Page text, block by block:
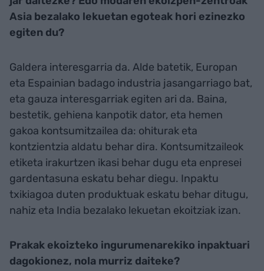
Asia bezalako lekuetan egoteak hori ezinezko
egiten du?
Galdera interesgarria da. Alde batetik, Europan
eta Espainian badago industria jasangarriago bat,
eta gauza interesgarriak egiten ari da. Baina,
bestetik, gehiena kanpotik dator, eta hemen
gakoa kontsumitzailea da: ohiturak eta
kontzientzia aldatu behar dira. Kontsumitzaileok
etiketa irakurtzen ikasi behar dugu eta enpresei
gardentasuna eskatu behar diegu. Inpaktu
txikiagoa duten produktuak eskatu behar ditugu,
nahiz eta India bezalako lekuetan ekoitziak izan.
Prakak ekoizteko ingurumenarekiko inpaktuari
dagokionez, nola murriz daiteke?